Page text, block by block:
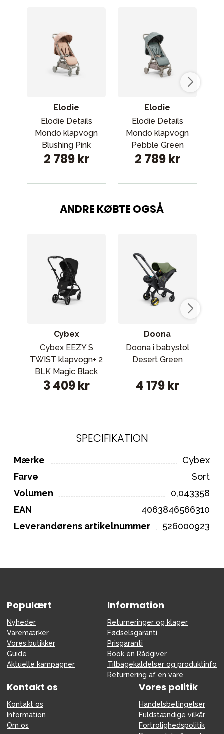
Elodie
Elodie Details
Mondo klapvogn
Blushing Pink
2 789 kr
Elodie
Elodie Details
Mondo klapvogn
Pebble Green
2 789 kr
ANDRE KØBTE OGSÅ
Cybex
Cybex EEZY S
TWIST klapvogn+ 2
BLK Magic Black
3 409 kr
Doona
Doona i babystol
Desert Green
4 179 kr
SPECIFIKATION
Mærke
Cybex
Farve
Sort
Volumen
0,043358
EAN
4063846566310
Leverandørens artikelnummer
526000923
Populært
Nyheder
Varemærker
Vores butikker
Guide
Aktuelle kampagner
Information
Returneringer og klager
Fødselsgaranti
Prisgaranti
Book en Rådgiver
Tilbagekaldelser og produktinfo
Returnering af en vare
Kontakt os
Kontakt os
Information
Om os
Vores politik
Handelsbetingelser
Fuldstændige vilkår
Fortrolighedspolitik